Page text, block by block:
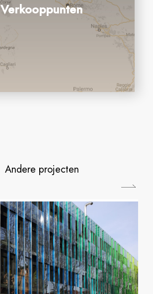
Verkooppunten
Andere projecten